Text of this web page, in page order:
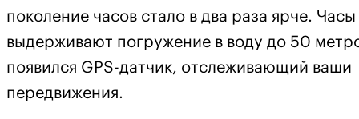
поколение часов стало в два раза ярче. Часы
выдерживают погружение в воду до 50
появился GPS-датчик, отслеживающий ваши
передвижения.